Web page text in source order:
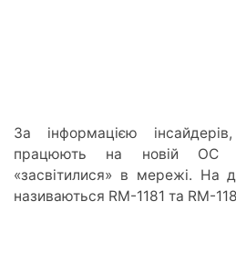
За інформацією
працюють на новій ОС
«засвітилися» в мережі. На
називаються RM-1181 та RM-